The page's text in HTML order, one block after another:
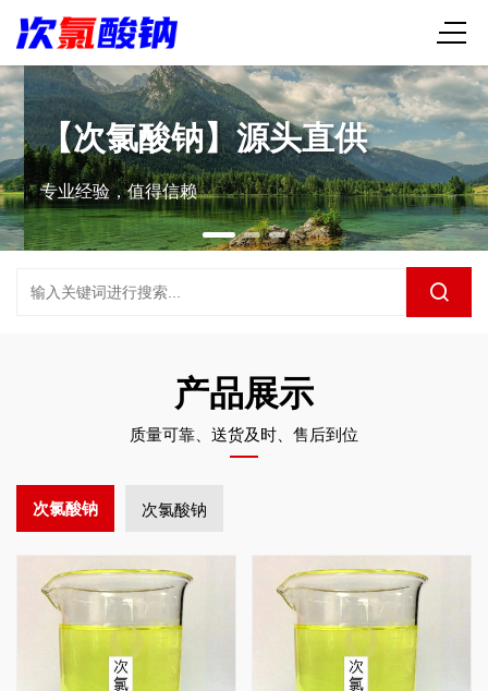
【次氯酸钠】源头直供
专业经验，值得信赖
产品展示
质量可靠、送货及时、售后到位
次氯酸钠 次氯酸钠